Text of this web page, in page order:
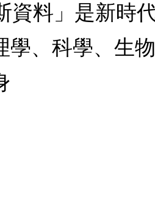
資料」是新時
、科學、生